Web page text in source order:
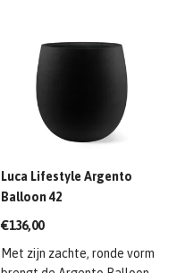
Luca Lifestyle Argento
Balloon 42
€136,00
Met zijn zachte, ronde vorm